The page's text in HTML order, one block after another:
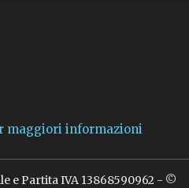
maggiori informazioni
e Partita IVA 13868590962 - ©